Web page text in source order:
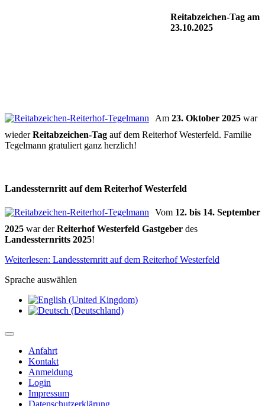
Reitabzeichen-Tag am
23.10.2025
Am 23. Oktober 2025 war
wiederReitabzeichen-Tag auf dem Reiterhof Westerfeld. Familie
Tegelmann gratuliert ganz herzlich!
Landessternritt auf dem Reiterhof Westerfeld
Vom 12. bis 14. September
2025 war derReiterhof Westerfeld Gastgeber des
Landessternritts 2025!
Weiterlesen: Landessternritt auf dem Reiterhof Westerfeld
Sprache auswählen
Anfahrt
Kontakt
Anmeldung
Login
Impressum
Datenschutzerklärung